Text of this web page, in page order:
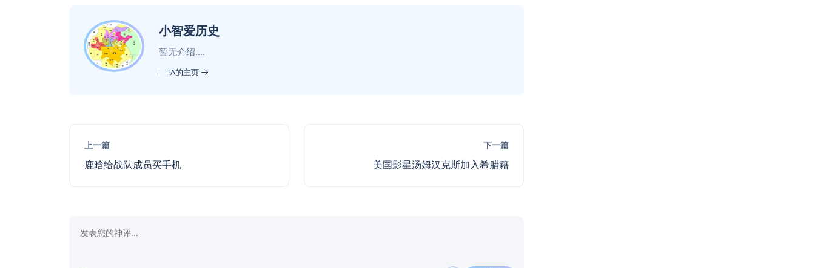
小智爱历史
暂无介绍....
TA的主页
上一篇
鹿晗给战队成员买手机
下一篇
美国影星汤姆汉克斯加入希腊籍